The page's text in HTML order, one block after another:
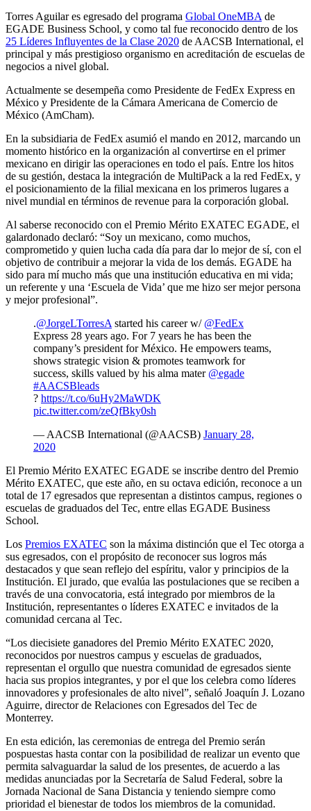
Torres Aguilar es egresado del programa Global OneMBAde
EGADE Business School, y como tal fue reconocido dentro de los
25 Líderes Influyentes de la Clase 2020 de AACSB International, el
principal y más prestigioso organismo en acreditación de escuelas de
negocios a nivel global.
Actualmente se desempeña como Presidente de FedEx Express en
México y Presidente de la Cámara Americana de Comercio de
México (AmCham).
En la subsidiaria de FedEx asumió el mando en 2012, marcando un
momento histórico en la organización al convertirse en el primer
mexicano en dirigir las operaciones en todo el país. Entre los hitos
de su gestión, destaca la integración de MultiPack a la red FedEx, y
el posicionamiento de la filial mexicana en los primeros lugares a
nivel mundial en términos de revenue para la corporación global.
Al saberse reconocido con el Premio Mérito EXATEC EGADE, el
galardonado declaró: “Soy un mexicano, como muchos,
comprometido y quien lucha cada día para dar lo mejor de sí, con el
objetivo de contribuir a mejorar la vida de los demás. EGADE ha
sido para mí mucho más que una institución educativa en mi vida;
un referente y una ‘Escuela de Vida’ que me hizo ser mejor persona
y mejor profesional”.
.@JorgeLTorresAstarted his career w/ @FedEx
Express 28 years ago. For 7 years he has been the
company’s president for México. He empowers teams,
shows strategic vision & promotes teamwork for
success, skills valued by his alma mater @egade
#AACSBleads
? https://t.co/6uHy2MaWDK
pic.twitter.com/zeQfBky0sh
— AACSB International (@AACSB) January 28,
2020
El Premio Mérito EXATEC EGADE se inscribe dentro del Premio
Mérito EXATEC, que este año, en su octava edición, reconoce a un
total de 17 egresados que representan a distintos campus, regiones o
escuelas de graduados del Tec, entre ellas EGADE Business
School.
Los Premios EXATEC son la máxima distinción que el Tec otorga a
sus egresados, con el propósito de reconocer sus logros más
destacados y que sean reflejo del espíritu, valor y principios de la
Institución. El jurado, que evalúa las postulaciones que se reciben a
través de una convocatoria, está integrado por miembros de la
Institución, representantes o líderes EXATEC e invitados de la
comunidad cercana al Tec.
“Los diecisiete ganadores del Premio Mérito EXATEC 2020,
reconocidos por nuestros campus y escuelas de graduados,
representan el orgullo que nuestra comunidad de egresados siente
hacia sus propios integrantes, y por el que los celebra como líderes
innovadores y profesionales de alto nivel”, señaló Joaquín J. Lozano
Aguirre, director de Relaciones con Egresados del Tec de
Monterrey.
En esta edición, las ceremonias de entrega del Premio serán
pospuestas hasta contar con la posibilidad de realizar un evento que
permita salvaguardar la salud de los presentes, de acuerdo a las
medidas anunciadas por la Secretaría de Salud Federal, sobre la
Jornada Nacional de Sana Distancia y teniendo siempre como
prioridad el bienestar de todos los miembros de la comunidad.